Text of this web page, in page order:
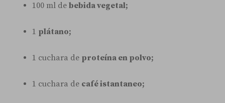
100 ml de bebida vegetal;
1 plátano;
1 cuchara de proteína en polvo;
1 cuchara de café istantaneo;